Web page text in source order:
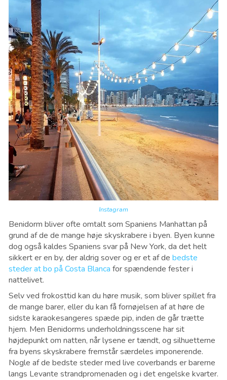
Instagram
Benidorm bliver ofte omtalt som Spaniens Manhattan på
grund af de de mange høje skyskrabere i byen. Byen kunne
dog også kaldes Spaniens svar på New York, da det helt
sikkert er en by, der aldrig sover og er et af de bedste
steder at bo på Costa Blanca for spændende fester i
nattelivet.
Selv ved frokosttid kan du høre musik, som bliver spillet fra
de mange barer, eller du kan få fornøjelsen af at høre de
sidste karaokesangeres spæde pip, inden de går trætte
hjem. Men Benidorms underholdningsscene har sit
højdepunkt om natten, når lysene er tændt, og silhuetterne
fra byens skyskrabere fremstår særdeles imponerende.
Nogle af de bedste steder med live coverbands er barerne
langs Levante strandpromenaden og i det engelske kvarter.